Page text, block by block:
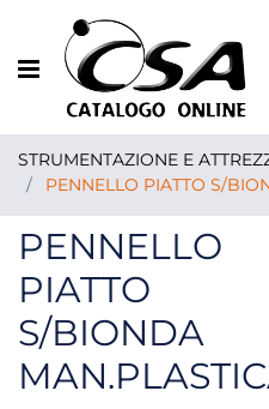
Open menu
STRUMENTAZIONE E
PENNELLO PIATTO S/
PENNELLO
PIATTO
S/BIONDA